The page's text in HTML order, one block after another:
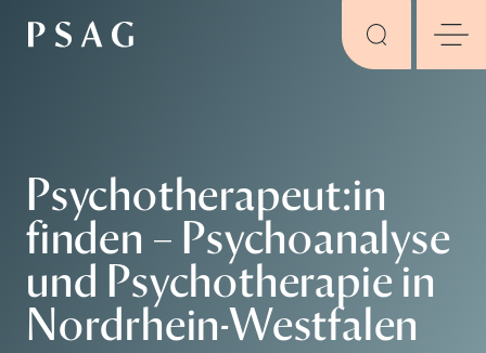
Psychotherapeut:in
finden – Psychoanalyse
und Psychotherapie in
Nordrhein-Westfalen